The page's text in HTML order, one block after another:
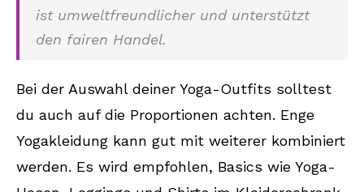
ist umweltfreundlicher und unterstützt
den fairen Handel.
Bei der Auswahl deiner Yoga-Outfits solltest
du auch auf die Proportionen achten. Enge
Yogakleidung kann gut mit weiterer kombiniert
werden. Es wird empfohlen, Basics wie Yoga-